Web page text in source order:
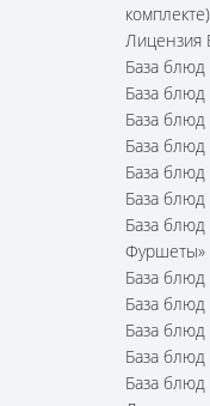
комплекте)
Лицензия
База
База блюд
База блюд
База
База блюд
База
База
Фуршеты»
База
База блюд
База
База блюд
База